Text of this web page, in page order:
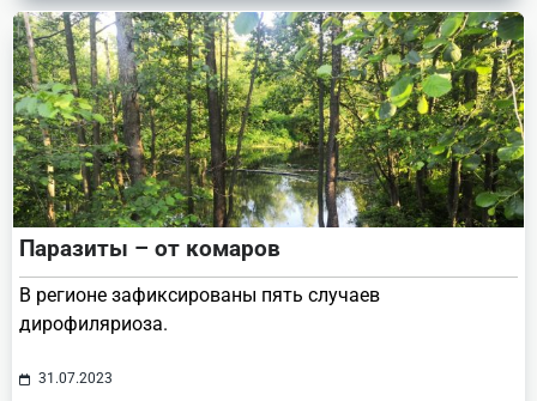
Паразиты – от комаров
В регионе зафиксированы пять случаев
дирофиляриоза.
31.07.2023